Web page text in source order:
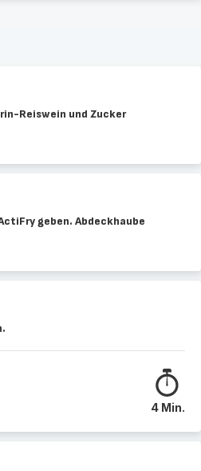
Reiswein und Zucker
geben. Abdeckhaube
4 Min.